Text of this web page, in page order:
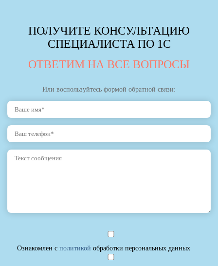
ПОЛУЧИТЕ КОНСУЛЬТАЦИЮ
СПЕЦИАЛИСТА ПО 1С
ОТВЕТИМ НА ВСЕ ВОПРОСЫ
Или воспользуйтесь формой обратной связи:
Ознакомлен с политикой обработки персональных данных